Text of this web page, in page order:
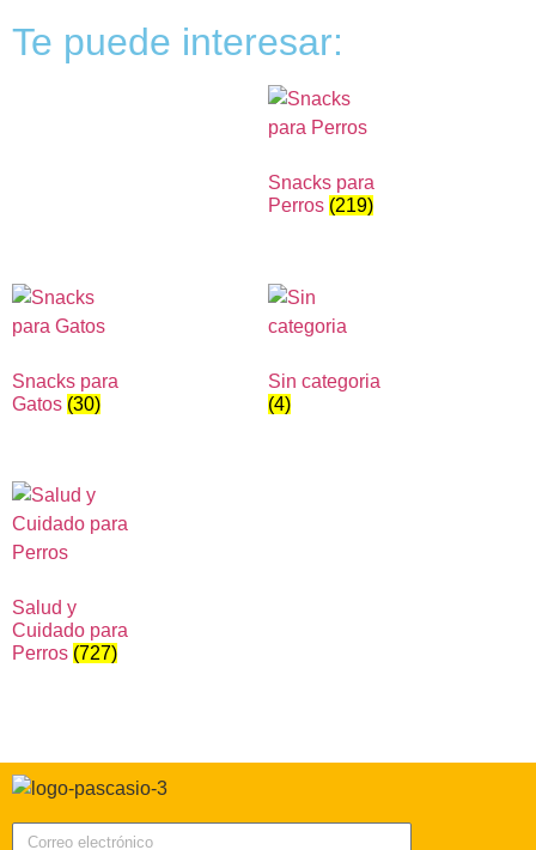
Te puede interesar:
Snacks para
Perros (219)
Snacks para
Gatos (30)
Sin categoria
(4)
Salud y
Cuidado para
Perros (727)